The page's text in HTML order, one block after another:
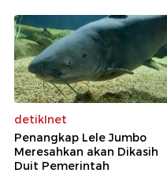
detikInet
Penangkap Lele Jumbo
Meresahkan akan Dikasih
Duit Pemerintah